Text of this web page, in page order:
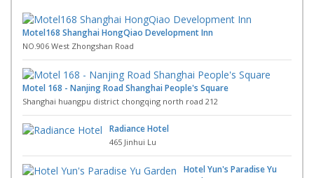
Motel168 Shanghai HongQiao Development Inn
NO.906 West Zhongshan Road
Motel 168 - Nanjing Road Shanghai People's Square
Shanghai huangpu district chongqing north road 212
Radiance Hotel
465 Jinhui Lu
Hotel Yun's Paradise Yu